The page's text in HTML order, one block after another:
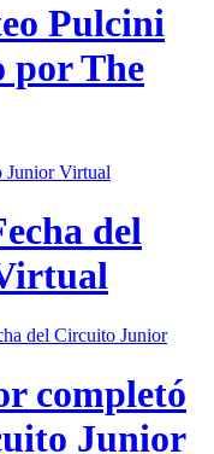
Pulcini
por The
del
completó
Junior